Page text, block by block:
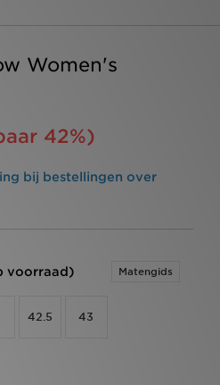
Women's
42%)
bij bestellingen over
voorraad) Matengids
42.5 43